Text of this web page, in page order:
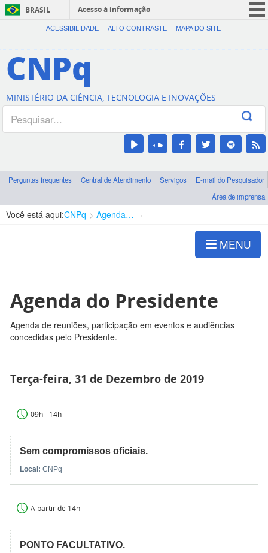
BRASIL
Acesso à informação
CORONAVÍRUS (COVID-19)
Canais
ACESSIBILIDADE ALTO CONTRASTE MAPA DO SITE
CNPq
MINISTÉRIO DA CIÊNCIA, TECNOLOGIA E INOVAÇÕES
Perguntas frequentes Central de Atendimento Serviços
E-mail do Pesquisador
Área de imprensa
Você está aqui:CNPq Agenda de autoridades
MENU
Agenda do Presidente
Agenda de reuniões, participação em eventos e audiências
concedidas pelo Presidente.
Terça-feira, 31 de Dezembro de 2019
09h - 14h
Sem compromissos oficiais.
Local: CNPq
A partir de 14h
PONTO FACULTATIVO.